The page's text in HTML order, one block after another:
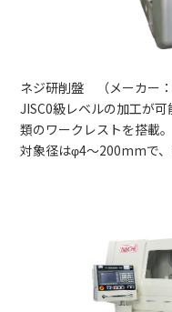
ネジ研削盤 （メーカー：
JISC0級レベルの加工が
類のワークレストを搭載。
対象径はφ4～200mmで、